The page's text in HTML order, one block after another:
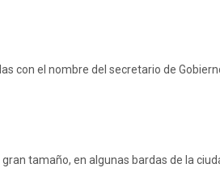
con el nombre del secretario de
tamaño, en algunas bardas de la